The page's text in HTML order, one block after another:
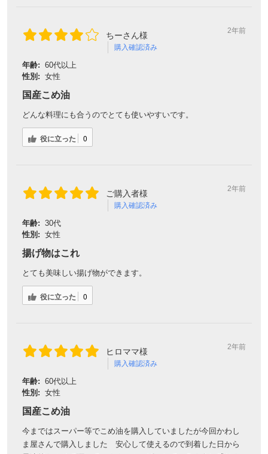
ちーさん様
購入確認済み
2年前
年齢: 60代以上
性別: 女性
国産こめ油
どんな料理にも合うのでとても使いやすいです。
役に立った 0
ご購入者様
購入確認済み
2年前
年齢: 30代
性別: 女性
揚げ物はこれ
とても美味しい揚げ物ができます。
役に立った 0
ヒロママ様
購入確認済み
2年前
年齢: 60代以上
性別: 女性
国産こめ油
今まではスーパー等でこめ油を購入していましたが今回かわし
ま屋さんで購入しました 安心して使えるので到着した日から